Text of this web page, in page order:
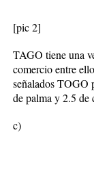
[pic 2]
TAGO tiene una
comercio entre
señalados TOGO
de palma y 2.5 de
c)